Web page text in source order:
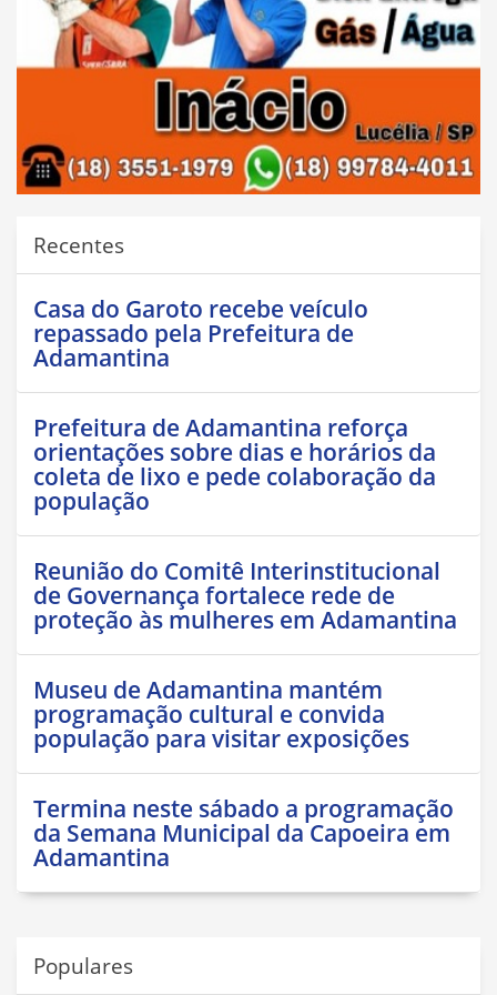
Recentes
Casa do Garoto recebe veículo
repassado pela Prefeitura de
Adamantina
Prefeitura de Adamantina reforça
orientações sobre dias e horários da
coleta de lixo e pede colaboração da
população
Reunião do Comitê Interinstitucional
de Governança fortalece rede de
proteção às mulheres em Adamantina
Museu de Adamantina mantém
programação cultural e convida
população para visitar exposições
Termina neste sábado a programação
da Semana Municipal da Capoeira em
Adamantina
Populares